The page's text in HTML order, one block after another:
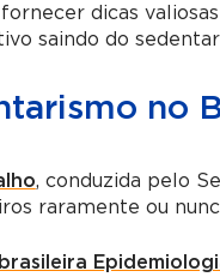
dicas
saindo do
no
, conduzida pelo
raramente ou